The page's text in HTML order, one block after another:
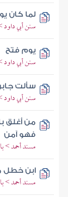
لما كان
سنن أبي
يوم فتح
سنن أبي
سألت
سنن أبي داود
من أغلق
فهو آمن
مسند أحمد >
ابن خطل
مسند أحمد >